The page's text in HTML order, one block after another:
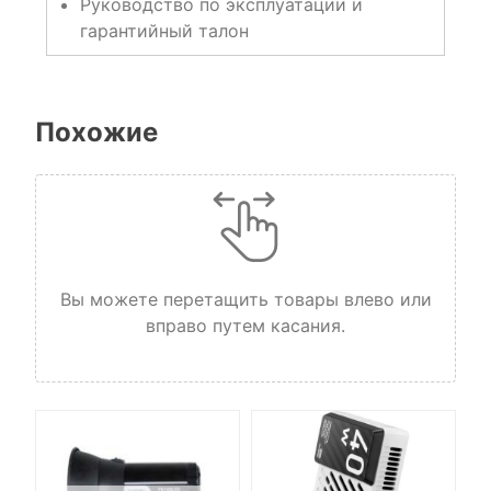
Руководство по эксплуатации и
гарантийный талон
Похожие
Вы можете перетащить товары влево или
вправо путем касания.